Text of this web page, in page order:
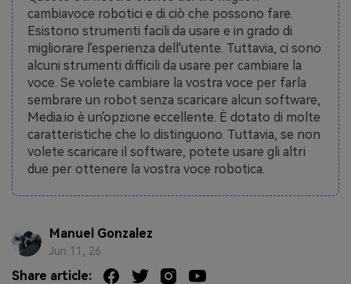
cambiavoce robotici e di ciò che possono fare.
Esistono strumenti facili da usare e in grado di
migliorare l'esperienza dell'utente. Tuttavia, ci sono
alcuni strumenti difficili da usare per cambiare la
voce. Se volete cambiare la vostra voce per farla
sembrare un robot senza scaricare alcun software,
Media.io è un'opzione eccellente. È dotato di molte
caratteristiche che lo distinguono. Tuttavia, se non
volete scaricare il software, potete usare gli altri
due per ottenere la vostra voce robotica.
Manuel Gonzalez
Jun 11, 26
Share article: